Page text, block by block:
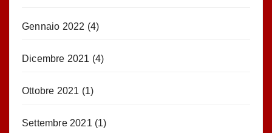
Gennaio 2022 (4)
Dicembre 2021 (4)
Ottobre 2021 (1)
Settembre 2021 (1)